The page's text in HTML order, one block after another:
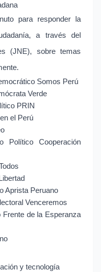
para responder la
a través del
(JNE), sobre temas
Somos Perú
Verde
PRIN
el Perú
Político Cooperación
Aprista Peruano
Venceremos
de la Esperanza
y tecnología